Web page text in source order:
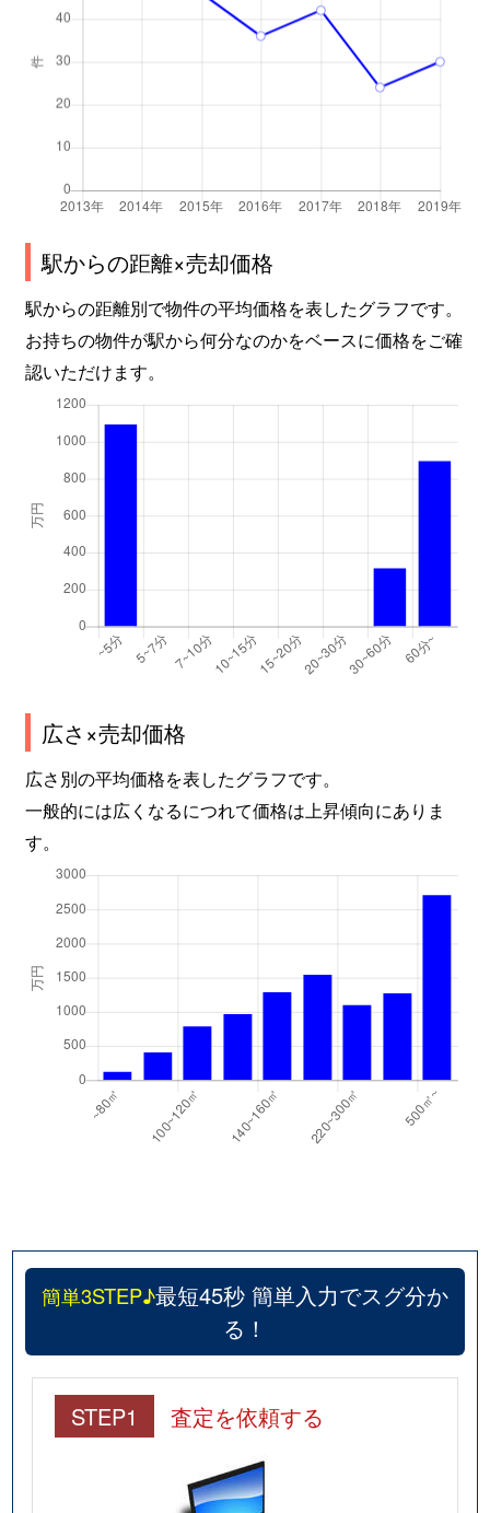
駅からの距離×売却価格
駅からの距離別で物件の平均価格を表したグラフです。
お持ちの物件が駅から何分なのかをベースに価格をご確
認いただけます。
広さ×売却価格
広さ別の平均価格を表したグラフです。
一般的には広くなるにつれて価格は上昇傾向にありま
す。
簡単3STEP♪最短45秒 簡単入力でスグ分か
る！
STEP1 査定を依頼する